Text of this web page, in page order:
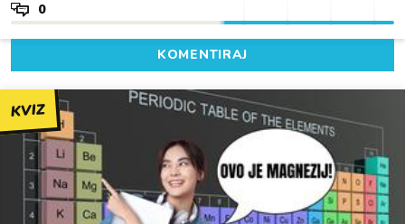
0
KOMENTIRAJ
KVIZ